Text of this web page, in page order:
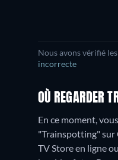
Nous avons vérifié
incorrecte
OÙ REGARDER
En ce moment,
"Trainspotting" sur
TV Store en ligne